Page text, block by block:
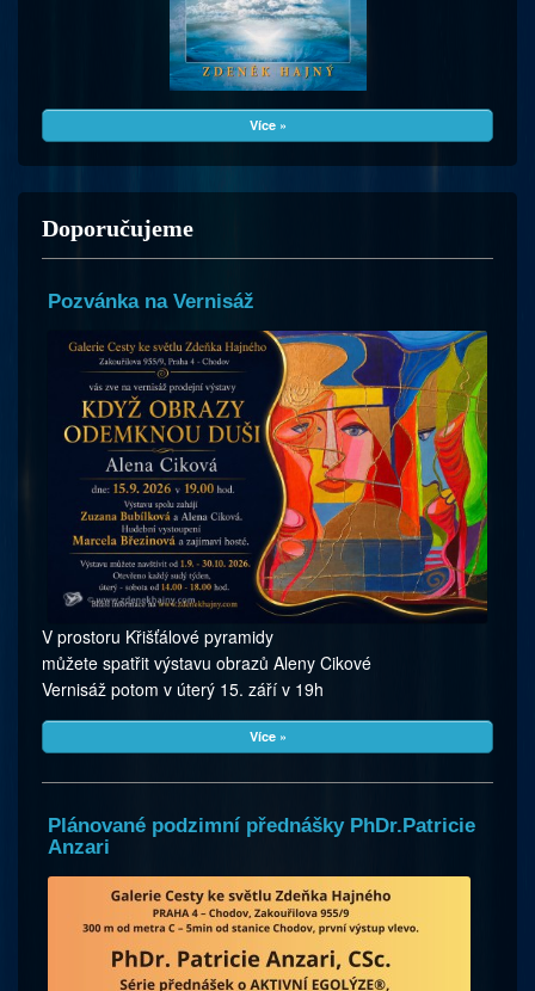
Více »
Doporučujeme
Pozvánka na Vernisáž
V prostoru Křišťálové pyramidy
můžete spatřit výstavu obrazů Aleny Cikové
Vernisáž potom v úterý 15. září v 19h
Více »
Plánované podzimní přednášky PhDr.Patricie
Anzari